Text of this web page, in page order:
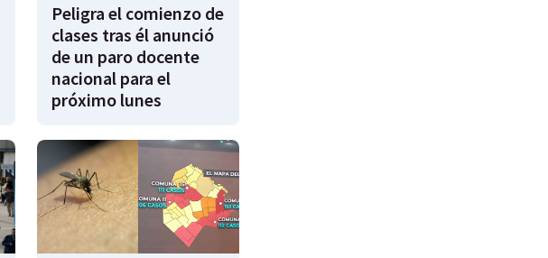
Peligra el comienzo de
clases tras él anunció
de un paro docente
nacional para el
próximo lunes